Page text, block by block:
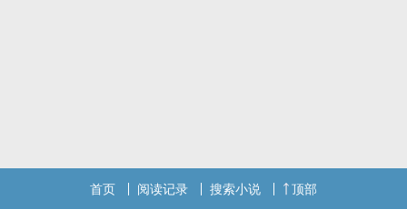
首页 阅读记录 搜索小说 顶部